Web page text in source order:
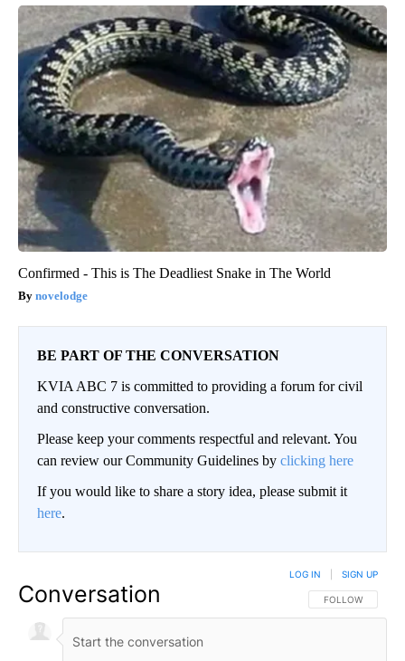
Confirmed - This is The Deadliest Snake in The World
novelodge
BE PART OF THE CONVERSATION
KVIA ABC 7 is committed to providing a forum for civil
and constructive conversation.
Please keep your comments respectful and relevant. You
can review our Community Guidelines by clicking here
If you would like to share a story idea, please submit it
here.
Conversation FOLLOW THIS
FOLLOW
LOG IN SIGN UP